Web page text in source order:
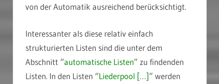
von der Automatik ausreichend berücksichtigt.
Interessanter als diese relativ einfach
strukturierten Listen sind die unter dem
Abschnitt “automatische Listen” zu findenden
Listen. In den Listen “Liederpool […]” werden